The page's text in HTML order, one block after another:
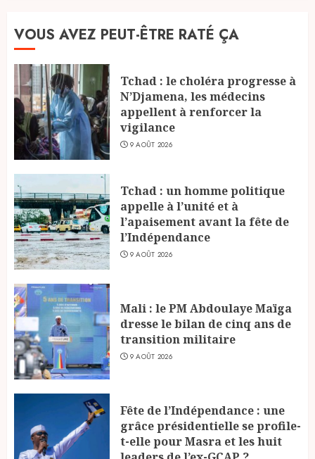
VOUS AVEZ PEUT-ÊTRE RATÉ ÇA
Tchad : le choléra progresse à
N’Djamena, les médecins
appellent à renforcer la
vigilance
9 AOÛT 2026
Tchad : un homme politique
appelle à l’unité et à
l’apaisement avant la fête de
l’Indépendance
9 AOÛT 2026
Mali : le PM Abdoulaye Maïga
dresse le bilan de cinq ans de
transition militaire
9 AOÛT 2026
Fête de l’Indépendance : une
grâce présidentielle se profile-
t-elle pour Masra et les huit